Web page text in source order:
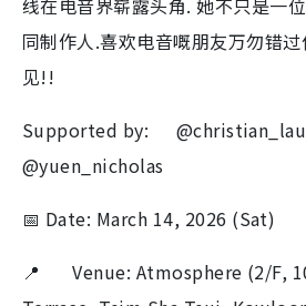
线在电音界崭露头角. 她不只是一
同制作人.喜欢电音嘅朋友万勿错
见!!
Supported by:
@yuen_nicholas
📅 Date: March 14, 2026 (Sat)
📍 Venue: Atmosphere (2/F,